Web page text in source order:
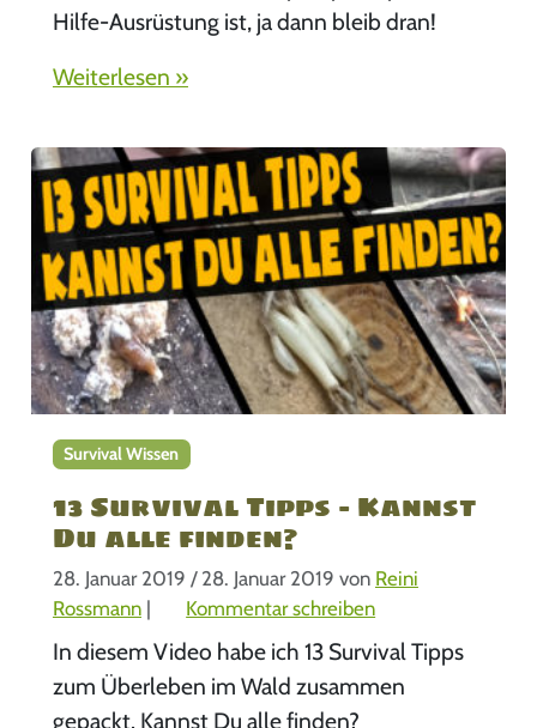
Hilfe-Ausrüstung ist, ja dann bleib dran!
Weiterlesen »
Survival Wissen
13 Survival Tipps – Kannst
Du alle finden?
28. Januar 2019 / 28. Januar 2019 von Reini
Rossmann | Kommentar schreiben
In diesem Video habe ich 13 Survival Tipps
zum Überleben im Wald zusammen
gepackt. Kannst Du alle finden?